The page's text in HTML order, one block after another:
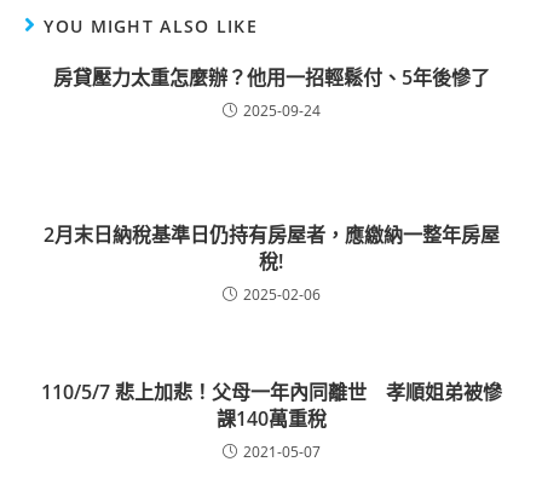
YOU MIGHT ALSO LIKE
房貸壓力太重怎麼辦？他用一招輕鬆付、5年後慘了
2025-09-24
2月末日納稅基準日仍持有房屋者，應繳納一整年房屋
稅!
2025-02-06
110/5/7 悲上加悲！父母一年內同離世 孝順姐弟被慘
課140萬重稅
2021-05-07